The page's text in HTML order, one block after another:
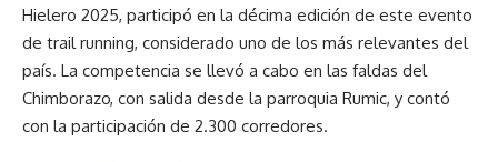
Hielero 2025, participó en la décima edición de este evento
de trail running, considerado uno de los más relevantes del
país. La competencia se llevó a cabo en las faldas del
Chimborazo, con salida desde la parroquia Rumic, y contó
con la participación de 2.300 corredores.